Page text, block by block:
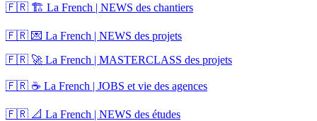
🇫🇷 🏗️ La French | NEWS des chantiers
🇫🇷 💌 La French | NEWS des projets
🇫🇷 🚀 La French | MASTERCLASS des projets
🇫🇷 ☕ La French | JOBS et vie des agences
🇫🇷 📐 La French | NEWS des études